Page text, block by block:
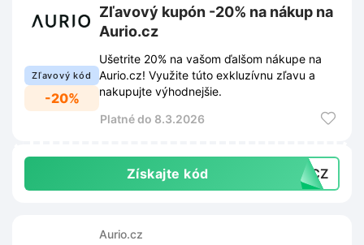
Zľavový kód
-20%
Zľavový kupón -20% na nákup na
Aurio.cz
Ušetrite 20% na vašom ďalšom nákupe na
Aurio.cz! Využite túto exkluzívnu zľavu a
nakupujte výhodnejšie.
Platné do 8.3.2026
Získajte kód 20CZ
Aurio.cz